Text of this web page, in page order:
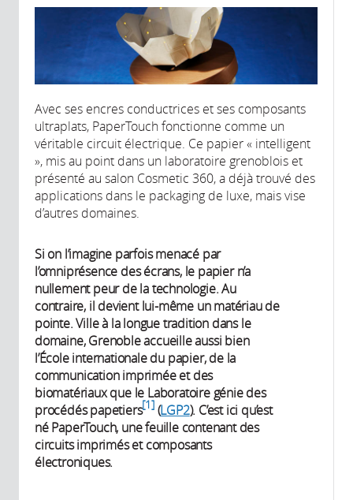
Avec ses encres conductrices et ses composants
ultraplats, PaperTouch fonctionne comme un
véritable circuit électrique. Ce papier « intelligent
», mis au point dans un laboratoire grenoblois et
présenté au salon Cosmetic 360, a déjà trouvé des
applications dans le packaging de luxe, mais vise
d’autres domaines.
Si on l’imagine parfois menacé par
l’omniprésence des écrans, le papier n’a
nullement peur de la technologie. Au
contraire, il devient lui-même un matériau de
pointe. Ville à la longue tradition dans le
domaine, Grenoble accueille aussi bien
l’École internationale du papier, de la
communication imprimée et des
biomatériaux que le Laboratoire génie des
procédés papetiers 1 (LGP2). C’est ici qu’est
né PaperTouch, une feuille contenant des
circuits imprimés et composants
électroniques.